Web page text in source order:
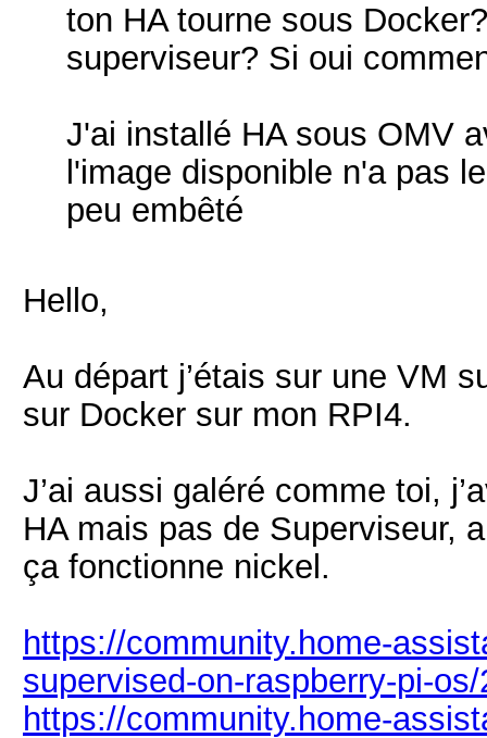
ton HA tourne sous
superviseur? Si oui
J'ai installé HA sous OMV
l'image disponible n'a pas
peu embêté
Hello,
Au départ j’étais sur une VM
sur Docker sur mon RPI4.
J’ai aussi galéré comme toi,
HA mais pas de Superviseur,
ça fonctionne nickel.
https://community.home-
supervised-on-raspberry-pi-
https://community.home-